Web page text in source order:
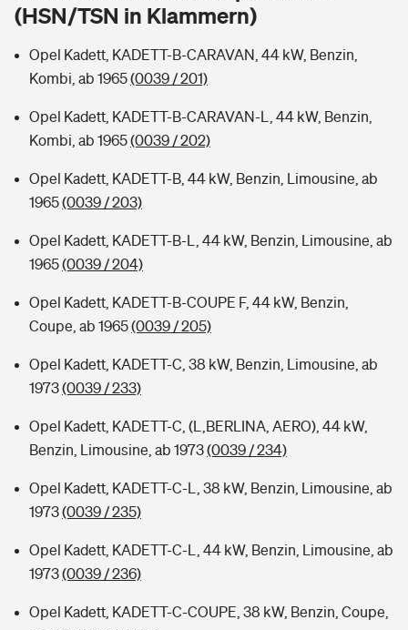
Sie haben Fragen?
Zur Übersicht
Kinderunfall-Check: Mehr Sicherheit für deine Kids
Typklassen: So ist Ihr Auto eingestuft
Sie haben Fragen?
Rentenrechner: Wie viel Geld bekomme ich im Alter?
(HSN/TSN in Klammern)
Opel Kadett, KADETT-B-CARAVAN, 44 kW, Benzin,
Kombi, ab 1965(0039 / 201)
Opel Kadett, KADETT-B-CARAVAN-L, 44 kW, Benzin,
Kombi, ab 1965(0039 / 202)
Opel Kadett, KADETT-B, 44 kW, Benzin, Limousine, ab
1965(0039 / 203)
Opel Kadett, KADETT-B-L, 44 kW, Benzin, Limousine, ab
1965(0039 / 204)
Opel Kadett, KADETT-B-COUPE F, 44 kW, Benzin,
Coupe, ab 1965(0039 / 205)
Opel Kadett, KADETT-C, 38 kW, Benzin, Limousine, ab
1973(0039 / 233)
Opel Kadett, KADETT-C, (L,BERLINA, AERO), 44 kW,
Benzin, Limousine, ab 1973(0039 / 234)
Opel Kadett, KADETT-C-L, 38 kW, Benzin, Limousine, ab
1973(0039 / 235)
Opel Kadett, KADETT-C-L, 44 kW, Benzin, Limousine, ab
1973(0039 / 236)
Opel Kadett, KADETT-C-COUPE, 38 kW, Benzin, Coupe,